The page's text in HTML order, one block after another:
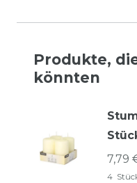
Produkte,
könnten
7,79
4